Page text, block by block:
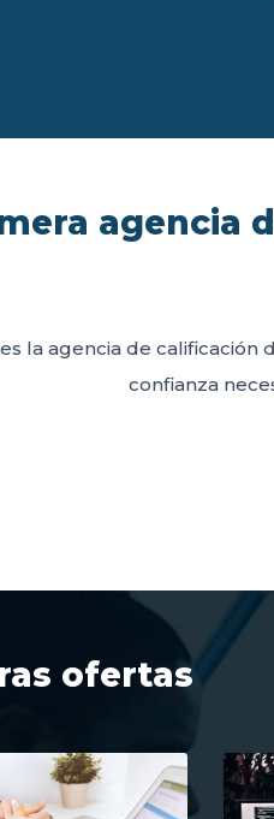
agencia
la agencia de
confianza
ofertas